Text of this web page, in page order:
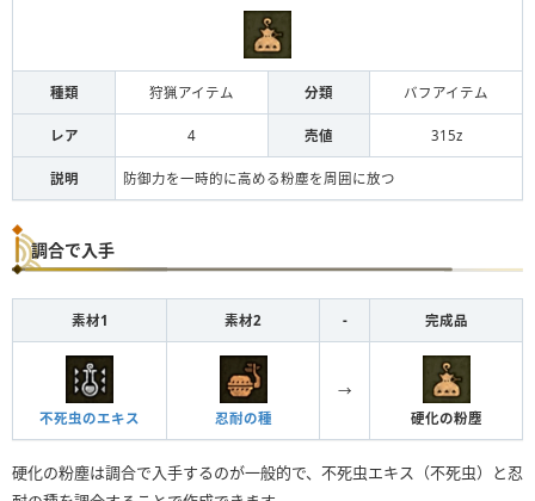
種類 狩猟アイテム 分類 バフアイテム
レア 4 売値 315z
説明 防御力を一時的に高める粉塵を周囲に放つ
調合で入手
素材1 素材2 - 完成品
不死虫のエキス 忍耐の種
→
硬化の粉塵
硬化の粉塵は調合で入手するのが一般的で、不死虫エキス（不死虫）と忍